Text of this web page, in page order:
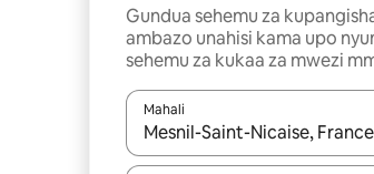
Gundua sehemu za
ambazo unahisi kama upo
sehemu za kukaa za mwezi
Mahali
Wakati matokeo yanapatikana,